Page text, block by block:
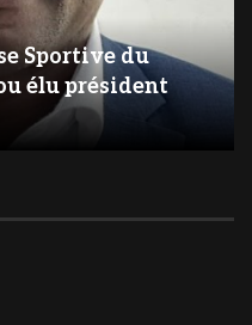
Sportive du
élu président